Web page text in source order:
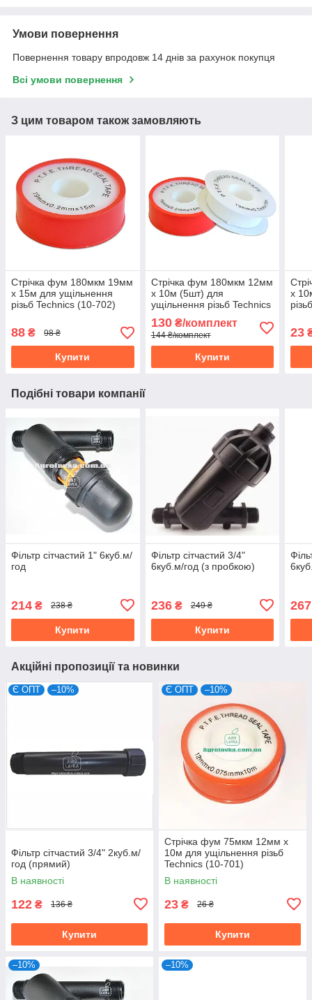
Умови повернення
Повернення товару впродовж 14 днів за рахунок покупця
Всі умови повернення
З цим товаром також замовляють
Стрічка фум 180мкм 19мм
х 15м для ущільнення
різьб Technics (10-702)
88 ₴ 98 ₴
Купити
Стрічка фум 180мкм 12мм
х 10м (5шт) для
ущільнення різьб Technics
130₴/комплект
144 ₴/комплект
Купити
х
23
Подібні товари компанії
Фільтр сітчастий 1" 6куб.м/
год
214 ₴ 238 ₴
Купити
Фільтр сітчастий 3/4"
6куб.м/год (з пробкою)
236₴ 249 ₴
Купити
267
Акційні пропозиції та новинки
Є ОПТ –10%
Фільтр сітчастий 3/4" 2куб.м/
год (прямий)
В наявності
122 ₴ 136 ₴
Купити
Є ОПТ –10%
Стрічка фум 75мкм 12мм х
10м для ущільнення різьб
Technics (10-701)
В наявності
23 ₴ 26 ₴
Купити
–10% –10%